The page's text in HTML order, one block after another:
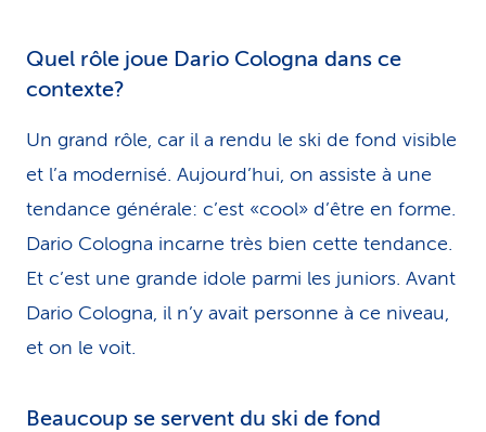
Quel rôle joue Dario Cologna dans ce
contexte?
Un grand rôle, car il a rendu le ski de fond visible
et l’a modernisé. Aujourd’hui, on assiste à une
tendance générale: c’est «cool» d’être en forme.
Dario Cologna incarne très bien cette tendance.
Et c’est une grande idole parmi les juniors. Avant
Dario Cologna, il n’y avait personne à ce niveau,
et on le voit.
Beaucoup se servent du ski de fond